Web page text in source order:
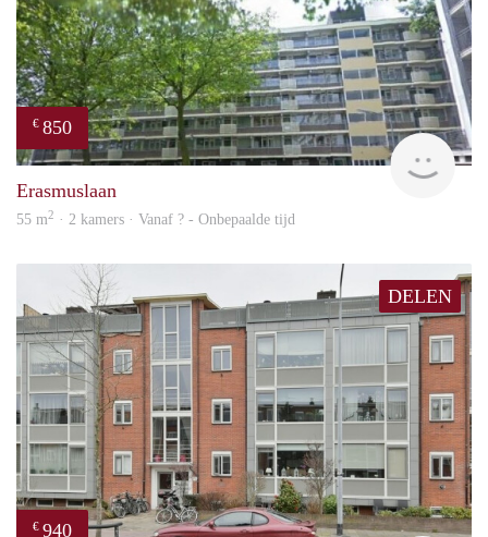
€ 850
rent
Erasmuslaan
55 m2 · 2 kamers · Vanaf ? - Onbepaalde tijd
DELEN
€ 940